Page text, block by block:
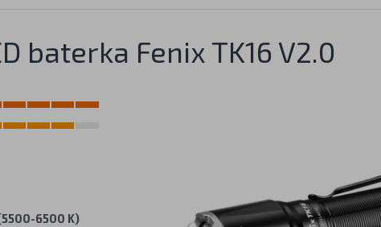
baterka Fenix TK16 V2.0
6500 K)